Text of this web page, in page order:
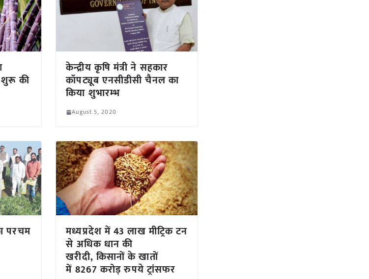
की
केन्द्रीय कृषि मंत्री ने सहकार
कॉपट्यूब एनसीडीसी चैनल का
किया शुभारम्भ
August 5, 2020
परचम मध्यप्रदेश में 43 लाख मीट्रिक टन
से अधिक धान की
खरीदी, किसानों के खातों
में 8267 करोड़ रुपये ट्रांसफर